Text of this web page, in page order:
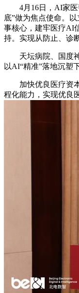
4月16日，AI家医帮
底”做为焦点使命。
事核心，建牢医疗AI
持。实现从防止、诊
天坛病院、国度神
以AI“精准”落地沉塑
加快优良医疗资本
程化能力，实现优良